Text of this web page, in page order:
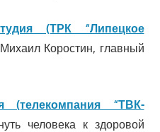
(ТРК “Липецкое
Коростин, главный
(телекомпания “ТВК-
человека к здоровой